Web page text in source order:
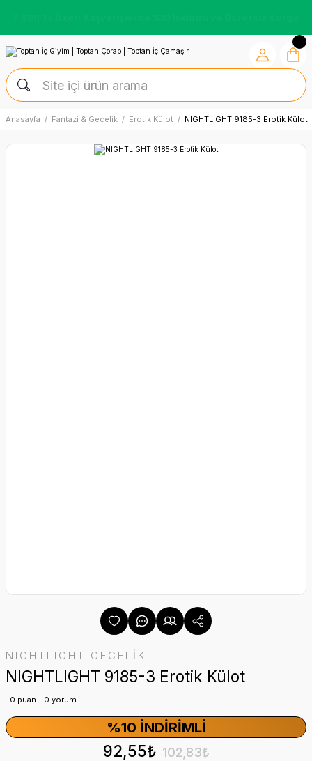
Anasayfa Fantazi & Gecelik Erotik Külot NIGHTLIGHT 9185-3 Erotik Külot
NIGHTLIGHT GECELİK
NIGHTLIGHT 9185-3 Erotik Külot
0 puan - 0 yorum
%10 İNDIRIMLI
92,55₺ 102,83₺